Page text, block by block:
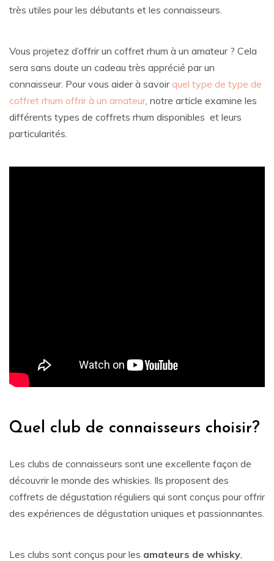
très utiles pour les débutants et les connaisseurs.
Vous projetez d’offrir un coffret rhum à un amateur ? Cela
sera sans doute un cadeau très apprécié par un
connaisseur. Pour vous aider à savoirquel type de type de
coffret rhum offrir à un amateur, notre article examine les
différents types de coffrets rhum disponibles et leurs
particularités.
Quel club de connaisseurs choisir?
Les clubs de connaisseurs sont une excellente façon de
découvrir le monde des whiskies. Ils proposent des
coffrets de dégustation réguliers qui sont conçus pour offrir
des expériences de dégustation uniques et passionnantes.
Les clubs sont conçus pour les amateurs de whisky